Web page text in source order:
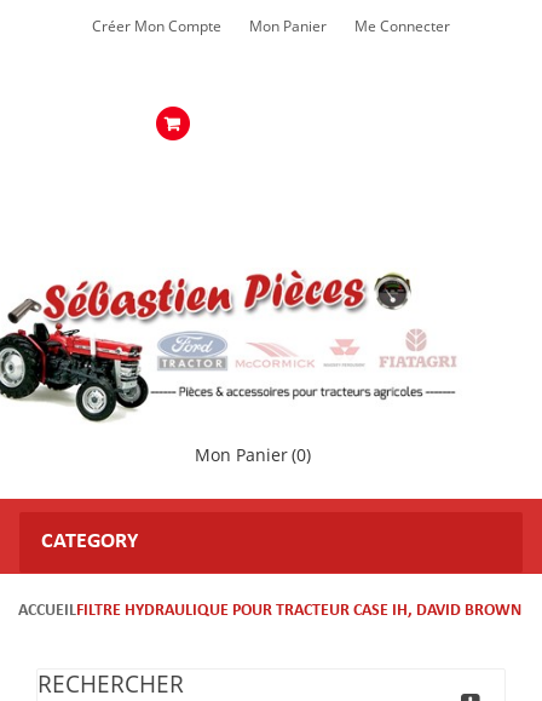
Créer Mon Compte Mon Panier Me Connecter
Mon Panier(0)
CATEGORY
ACCUEILFILTRE HYDRAULIQUE POUR TRACTEUR CASE IH, DAVID BROWN
RECHERCHER